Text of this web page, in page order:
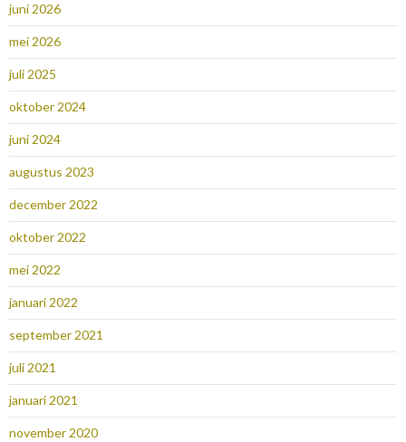
juni 2026
mei 2026
juli 2025
oktober 2024
juni 2024
augustus 2023
december 2022
oktober 2022
mei 2022
januari 2022
september 2021
juli 2021
januari 2021
november 2020